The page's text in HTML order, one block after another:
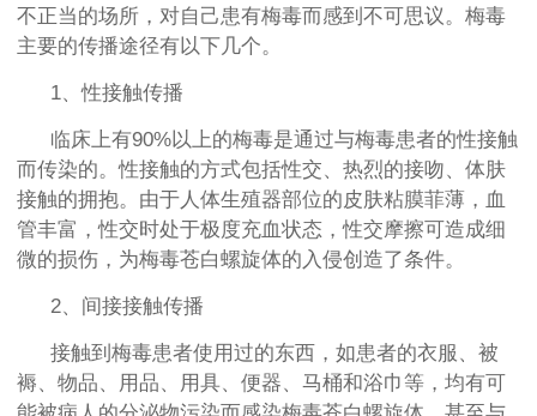
不正当的场所，对自己患有梅毒而感到不可思议。梅毒
主要的传播途径有以下几个。
1、性接触传播
临床上有90%以上的梅毒是通过与梅毒患者的性接触
而传染的。性接触的方式包括性交、热烈的接吻、体肤
接触的拥抱。由于人体生殖器部位的皮肤粘膜菲薄，血
管丰富，性交时处于极度充血状态，性交摩擦可造成细
微的损伤，为梅毒苍白螺旋体的入侵创造了条件。
2、间接接触传播
接触到梅毒患者使用过的东西，如患者的衣服、被
褥、物品、用品、用具、便器、马桶和浴巾等，均有可